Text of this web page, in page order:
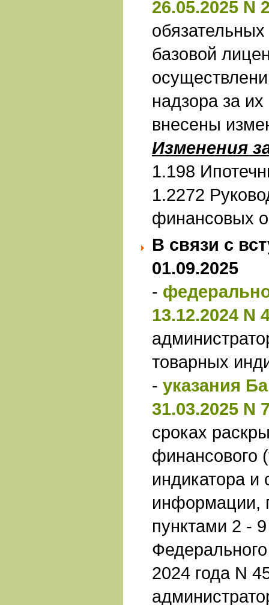
26.05.2025 N
базовой
надзора за
внесены
Изменения
1.198
1.2272
финансовых
В связи с
01.09.2025
-
13.12.2024 N
товарных
- указания
31.03.2025 N
сроках
финансового
индикатора и
информации,
пунктами 2 -
2024 года N